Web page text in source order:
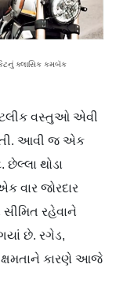
ક્લાસિક કમબૅક
વસ્તુઓ એવી
આવી જ એક
થોડા
વાર જોરદાર
સીમિત રહેવાને
છે. રગેડ,
કારણે આજે